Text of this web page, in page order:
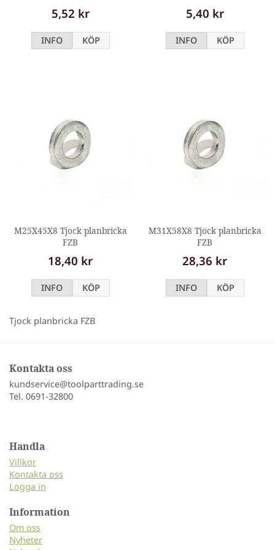
5,52 kr
INFO KÖP
5,40 kr
INFO KÖP
M25X45X8 Tjock planbricka
FZB
18,40 kr
INFO KÖP
M31X58X8 Tjock planbricka
FZB
28,36 kr
INFO KÖP
Tjock planbricka FZB
Kontakta oss
kundservice@toolparttrading.se
Tel. 0691-32800
Handla
Villkor
Kontakta oss
Logga in
Information
Om oss
Nyheter